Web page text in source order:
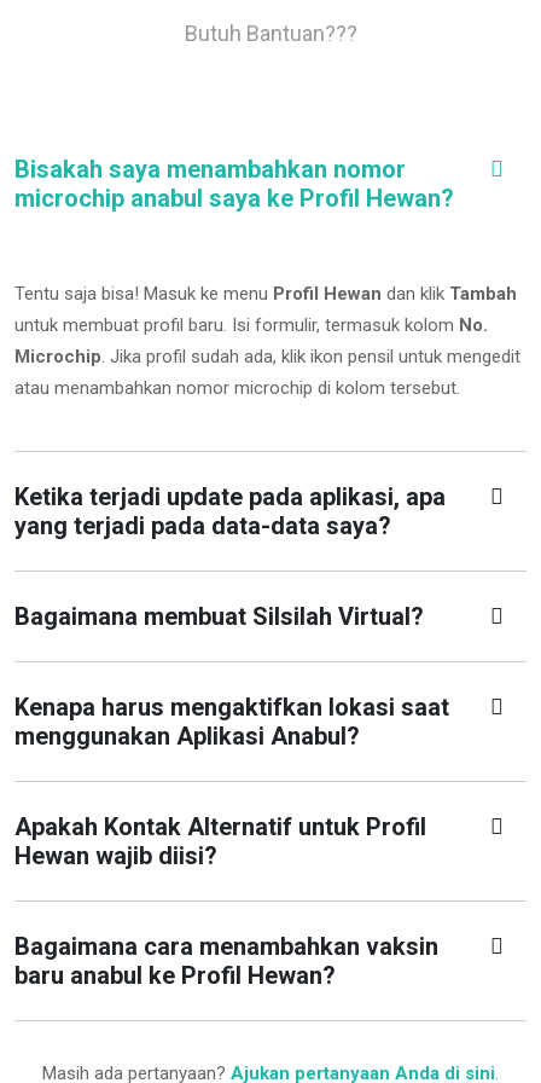
Butuh Bantuan???
Bisakah saya menambahkan nomor
microchip anabul saya ke Profil Hewan?
Tentu saja bisa! Masuk ke menu Profil Hewan dan klik Tambah
untuk membuat profil baru. Isi formulir, termasuk kolom No.
Microchip. Jika profil sudah ada, klik ikon pensil untuk mengedit
atau menambahkan nomor microchip di kolom tersebut.
Ketika terjadi update pada aplikasi, apa
yang terjadi pada data-data saya?
Bagaimana membuat Silsilah Virtual?
Kenapa harus mengaktifkan lokasi saat
menggunakan Aplikasi Anabul?
Apakah Kontak Alternatif untuk Profil
Hewan wajib diisi?
Bagaimana cara menambahkan vaksin
baru anabul ke Profil Hewan?
Masih ada pertanyaan? Ajukan pertanyaan Anda di sini.